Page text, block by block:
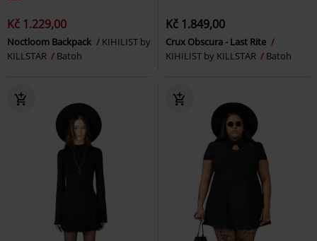
Kč 1.229,00
Noctloom Backpack
KIHILIST by
KILLSTAR
Batoh
Kč 1.849,00
Crux Obscura - Last Rite
KIHILIST by KILLSTAR
Batoh